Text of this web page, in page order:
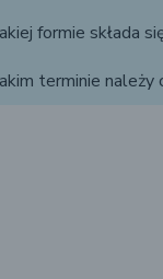
formie składa
terminie należy